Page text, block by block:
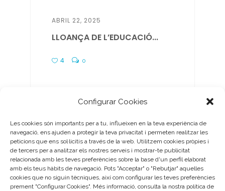
Configurar Cookies
Les cookies són importants per a tu, influeixen en la teva experiència de
navegació, ens ajuden a protegir la teva privacitat i permeten realitzar les
peticions que ens sol·licitis a través de la web. Utilitzem cookies pròpies i
de tercers per a analitzar els nostres serveis i mostrar-te publicitat
relacionada amb les teves preferències sobre la base d'un perfil elaborat
amb els teus hàbits de navegació. Pots "Acceptar" o "Rebutjar" aquelles
cookies que no siguin tècniques, així com configurar les teves preferències
prement "Configurar Cookies". Més informació, consulta la nostra política de
ABRIL 22, 2025
LLOANÇA DE L’EDUCACIÓ...
4 0
ABRIL 11, 2025
EL CONCURS FOTOGRÀFIC
DEFC,...
3 0